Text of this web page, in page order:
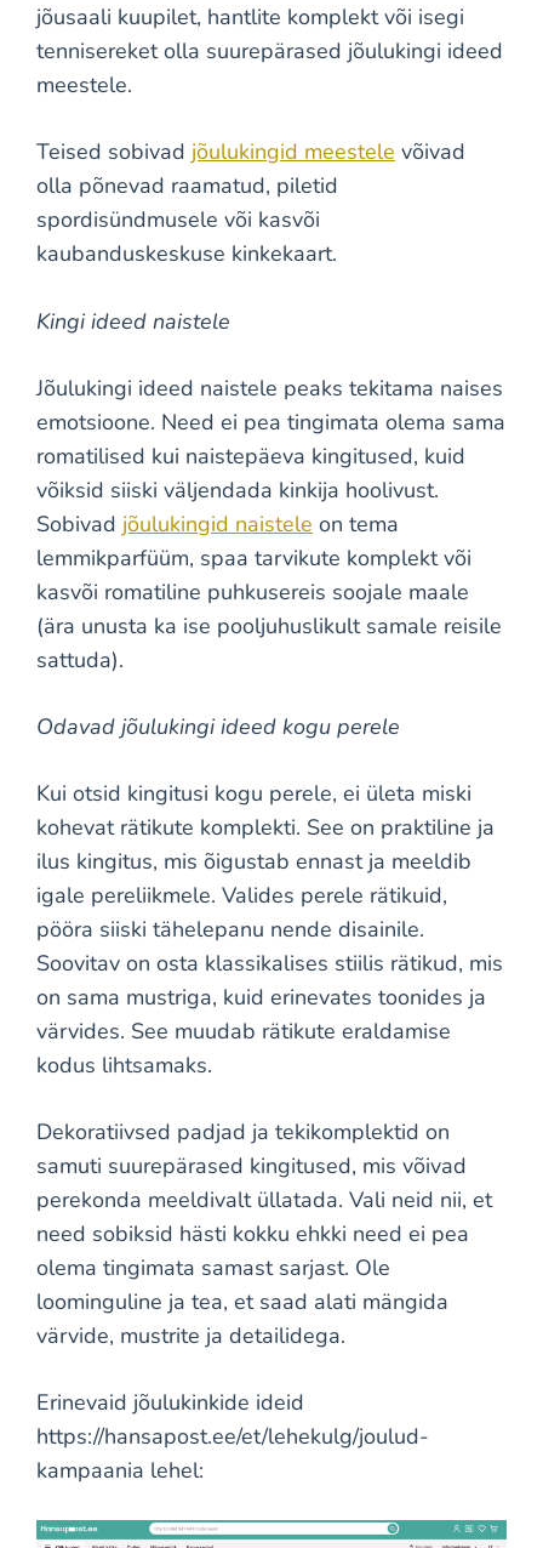
jõusaali kuupilet, hantlite komplekt või isegi
tennisereket olla suurepärased jõulukingi ideed
meestele.
Teised sobivad jõulukingid meestele võivad
olla põnevad raamatud, piletid
spordisündmusele või kasvõi
kaubanduskeskuse kinkekaart.
Kingi ideed naistele
Jõulukingi ideed naistele peaks tekitama naises
emotsioone. Need ei pea tingimata olema sama
romatilised kui naistepäeva kingitused, kuid
võiksid siiski väljendada kinkija hoolivust.
Sobivad jõulukingid naistele on tema
lemmikparfüüm, spaa tarvikute komplekt või
kasvõi romatiline puhkusereis soojale maale
(ära unusta ka ise pooljuhuslikult samale reisile
sattuda).
Odavad jõulukingi ideed kogu perele
Kui otsid kingitusi kogu perele, ei ületa miski
kohevat rätikute komplekti. See on praktiline ja
ilus kingitus, mis õigustab ennast ja meeldib
igale pereliikmele. Valides perele rätikuid,
pööra siiski tähelepanu nende disainile.
Soovitav on osta klassikalises stiilis rätikud, mis
on sama mustriga, kuid erinevates toonides ja
värvides. See muudab rätikute eraldamise
kodus lihtsamaks.
Dekoratiivsed padjad ja tekikomplektid on
samuti suurepärased kingitused, mis võivad
perekonda meeldivalt üllatada. Vali neid nii, et
need sobiksid hästi kokku ehkki need ei pea
olema tingimata samast sarjast. Ole
loominguline ja tea, et saad alati mängida
värvide, mustrite ja detailidega.
Erinevaid jõulukinkide ideid
https://hansapost.ee/et/lehekulg/joulud-
kampaania lehel: